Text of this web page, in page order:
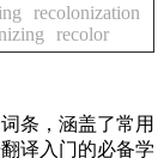
recolonization
recolor
条，涵盖了常用
译入门的必备学